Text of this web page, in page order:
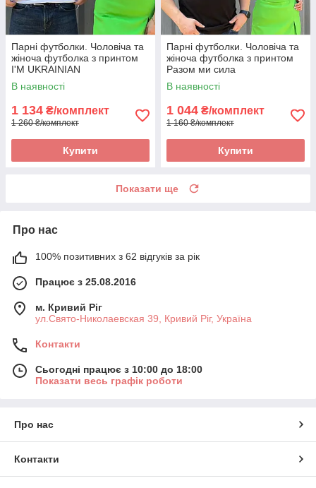
Парні футболки. Чоловіча та
жіноча футболка з принтом
I'M UKRAINIAN
В наявності
1 134 ₴/комплект
1 260 ₴/комплект
Купити
Парні футболки. Чоловіча та
жіноча футболка з принтом
Разом ми сила
В наявності
1 044 ₴/комплект
1 160 ₴/комплект
Купити
Показати ще
Про нас
100% позитивних з 62 відгуків за рік
Працює з 25.08.2016
м. Кривий Ріг
ул.Свято-Николаевская 39, Кривий Ріг, Україна
Контакти
Сьогодні працює з 10:00 до 18:00
Показати весь графік роботи
Про нас
Контакти